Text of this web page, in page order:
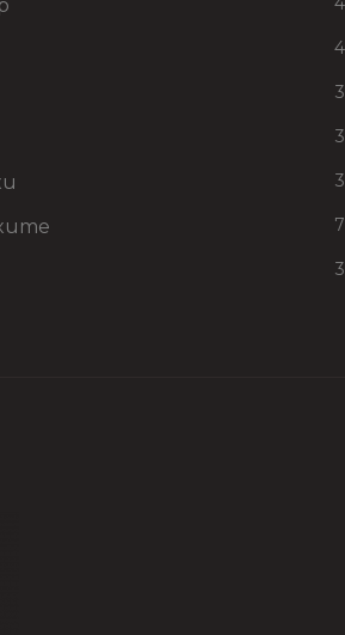
4
3
3
3
7
3